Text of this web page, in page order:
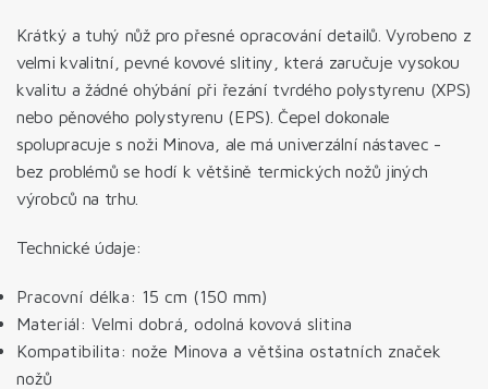
Krátký a tuhý nůž pro přesné opracování detailů. Vyrobeno z
velmi kvalitní, pevné kovové slitiny, která zaručuje vysokou
kvalitu a žádné ohýbání při řezání tvrdého polystyrenu (XPS)
nebo pěnového polystyrenu (EPS). Čepel dokonale
spolupracuje s noži Minova, ale má univerzální nástavec -
bez problémů se hodí k většině termických nožů jiných
výrobců na trhu.
Technické údaje:
Pracovní délka: 15 cm (150 mm)
Materiál: Velmi dobrá, odolná kovová slitina
Kompatibilita: nože Minova a většina ostatních značek
nožů